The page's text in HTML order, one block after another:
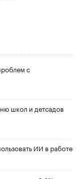
с
школ и детсадов
ИИ в работе